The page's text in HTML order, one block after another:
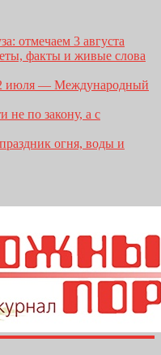
отмечаем 3 августа
факты и живые слова
июля — Международный
не по закону, а с
огня, воды и